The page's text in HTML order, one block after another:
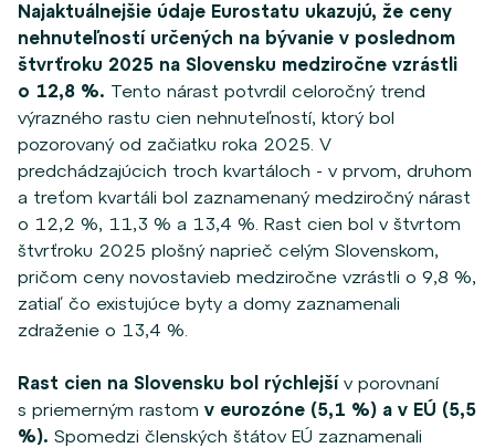
Najaktuálnejšie údaje Eurostatu ukazujú, že ceny
nehnuteľností určených na bývanie v poslednom
štvrťroku 2025 na Slovensku medziročne vzrástli
o 12,8 %. Tento nárast potvrdil celoročný trend
výrazného rastu cien nehnuteľností, ktorý bol
pozorovaný od začiatku roka 2025. V
predchádzajúcich troch kvartáloch - v prvom, druhom
a treťom kvartáli bol zaznamenaný medziročný nárast
o 12,2 %, 11,3 % a 13,4 %. Rast cien bol v štvrtom
štvrťroku 2025 plošný naprieč celým Slovenskom,
pričom ceny novostavieb medziročne vzrástli o 9,8 %,
zatiaľ čo existujúce byty a domy zaznamenali
zdraženie o 13,4 %.
Rast cien na Slovensku bol rýchlejší v porovnaní
s priemerným rastom v eurozóne (5,1 %) a v EÚ (5,5
%). Spomedzi členských štátov EÚ zaznamenali